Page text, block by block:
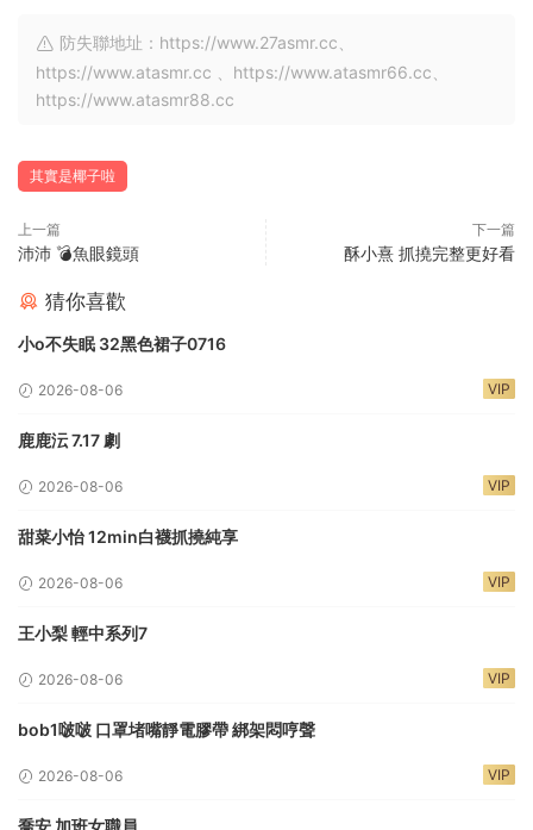
防失聯地址：https://www.27asmr.cc、
https://www.atasmr.cc 、https://www.atasmr66.cc、
https://www.atasmr88.cc
其實是椰子啦
上一篇
沛沛 💣魚眼鏡頭
下一篇
酥小熹 抓撓完整更好看
猜你喜歡
小o不失眠 32黑色裙子0716
2026-08-06 VIP
鹿鹿沄 7.17 劇
2026-08-06 VIP
甜菜小怡 12min白襪抓撓純享
2026-08-06 VIP
王小梨 輕中系列7
2026-08-06 VIP
bob1啵啵 口罩堵嘴靜電膠帶 綁架悶哼聲
2026-08-06 VIP
喬安 加班女職員